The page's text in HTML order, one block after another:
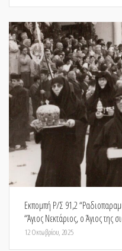
Εκπομπή Ρ/Σ 91,2
“Άγιος Νεκτάριος, ο Άγιος της
12 Οκτωβρίου, 2025